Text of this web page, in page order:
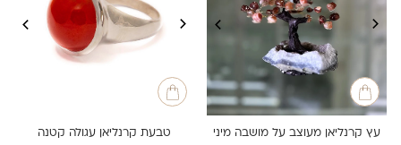
עץ קרנליאן מעוצב על מושבה מיני טבעת קרנליאן עגולה קטנה